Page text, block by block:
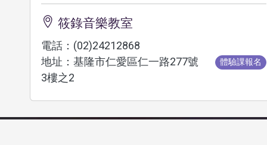
筱錄音樂教室
電話：(02)24212868
地址：基隆市仁愛區仁一路277號
3樓之2
體驗課報名
宜人行基隆音樂教室